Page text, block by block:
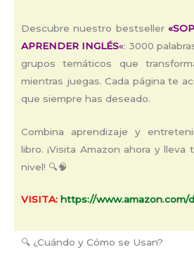
Descubre nuestro bestseller
APRENDER INGLÉS«: 3000
grupos temáticos que
mientras juegas. Cada página te
que siempre has deseado.
Combina aprendizaje y
libro. ¡Visita Amazon ahora y
nivel! 🔍🧠
VISITA: https://www.amazon.com/
🔍 ¿Cuándo y Cómo se Usan?